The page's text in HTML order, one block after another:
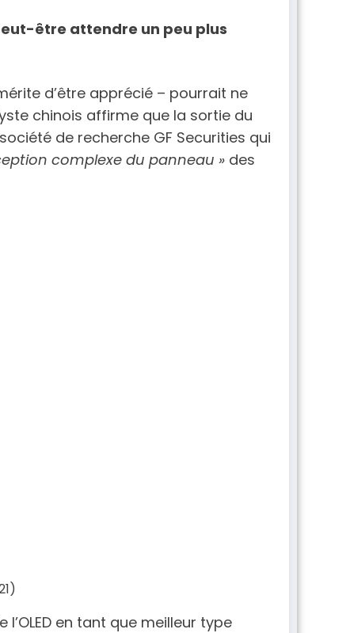
être attendre un peu plus
d’être apprécié – pourrait ne
chinois affirme que la sortie du
de recherche GF Securities qui
complexe du panneau » des
en tant que meilleur type